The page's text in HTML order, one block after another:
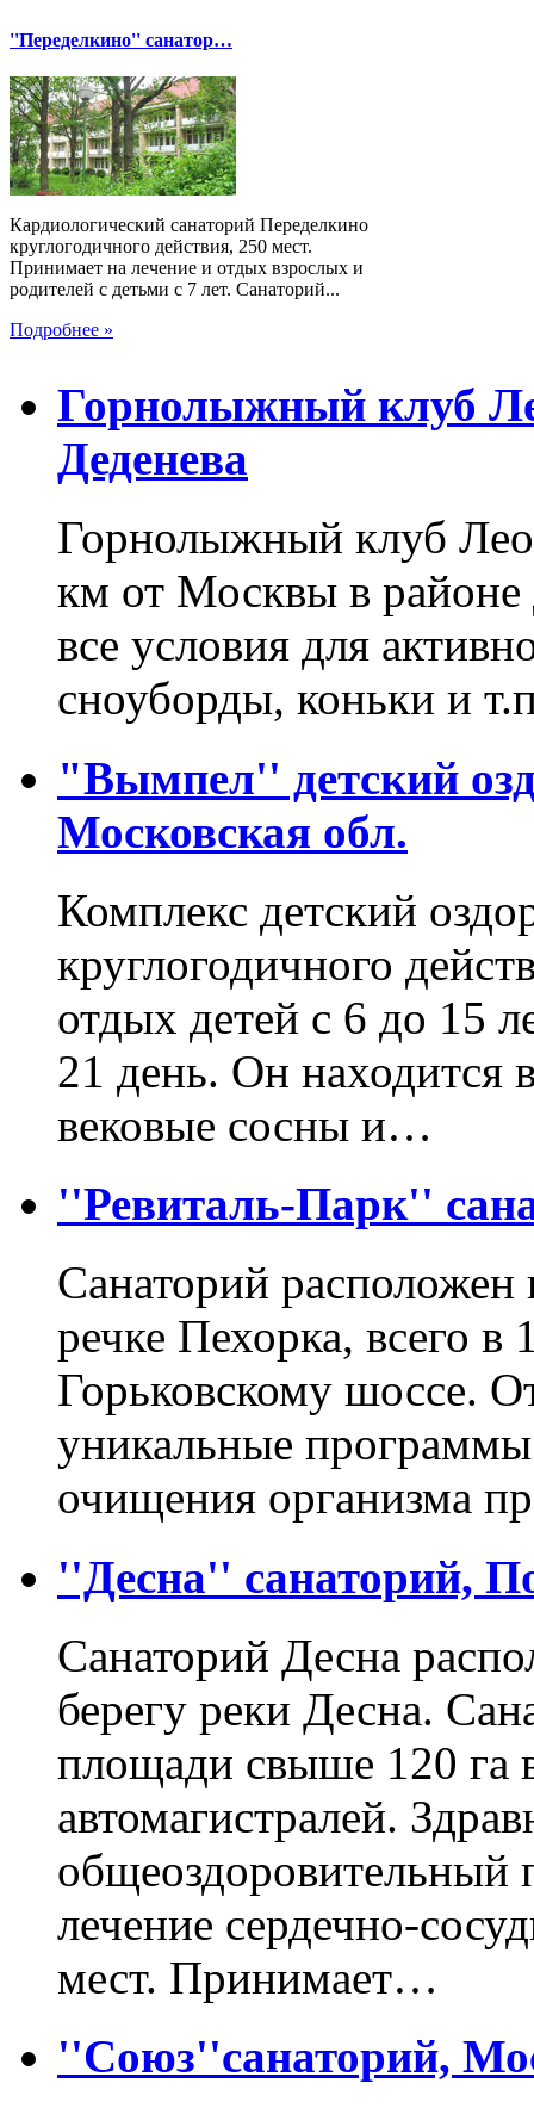
''Переделкино'' санатор…
Кардиологический санаторий Переделкино
круглогодичного действия, 250 мест.
Принимает на лечение и отдых взрослых и
родителей с детьми с 7 лет. Санаторий...
Подробнее »
Горнолыжный клуб
Деденева
Горнолыжный клуб
км от Москвы в районе
все условия для
сноуборды, коньки и
"Вымпел'' детский
Московская обл.
Комплекс детский
круглогодичного
отдых детей с 6 до 15
21 день. Он находится
вековые сосны и…
''Ревиталь-Парк''
Санаторий
речке Пехорка, всего
Горьковскому шоссе.
уникальные
очищения организма
''Десна'' санаторий,
Санаторий Десна
берегу реки Десна.
площади свыше 120 га
автомагистралей.
общеоздоровительный
лечение сердечно-
мест. Принимает…
''Союз''санаторий,